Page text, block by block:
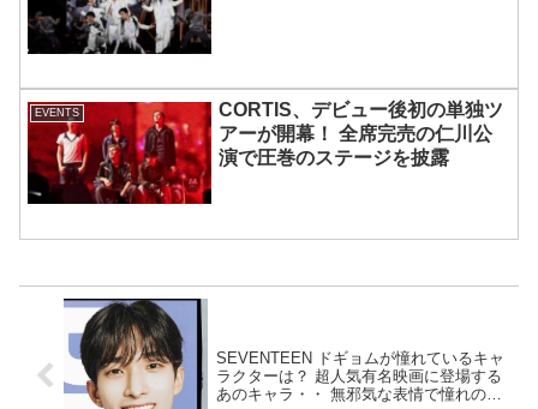
EVENTS
CORTIS、デビュー後初の単独ツ
アーが開幕！ 全席完売の仁川公
演で圧巻のステージを披露
SEVENTEEN ドギョムが憧れているキャ
ラクターは？ 超人気有名映画に登場する
あのキャラ・・ 無邪気な表情で憧れの存